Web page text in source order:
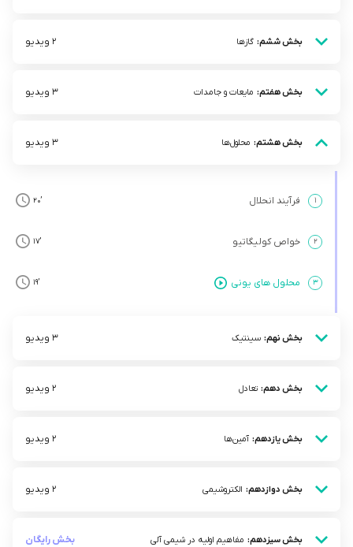
بخش ششم: گاز‌ها 2 ویدیو
بخش هفتم: مایعات و جامدات 3 ویدیو
بخش هشتم: محلول‌ها 3 ویدیو
۱ فرآیند انحلال ’20
۲ خواص کولیگاتیو ’17
۳ محلول های یونی ’19
بخش نهم: سینتیک 3 ویدیو
بخش دهم: تعادل 2 ویدیو
بخش یازدهم: آمین‌ها 2 ویدیو
بخش دوازدهم: الکتروشیمی 2 ویدیو
بخش سیزدهم: مفاهیم اولیه در شیمی آلی بخش رایگان